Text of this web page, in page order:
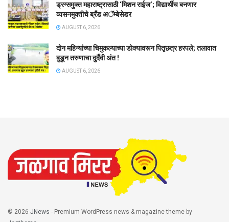
ड्रग्समुक्त महाराष्ट्रासाठी ‘मिशन राईज’; विद्यार्थीच बनणार
व्यसनमुक्तीचे ब्रँड अॅम्बेसेडर
AUGUST 6, 2026
दोन महिन्यांच्या चिमुकल्याच्या डोक्यावरून पितृछत्र हरपले; तलावात
बुडून तरुणाचा दुर्दैवी अंत !
AUGUST 6, 2026
© 2026 JNews - Premium WordPress news & magazine theme by